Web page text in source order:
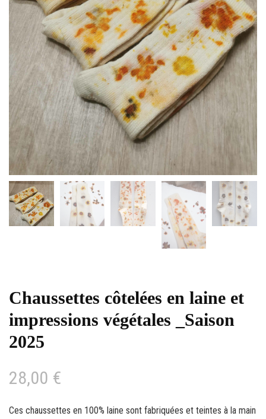
Chaussettes côtelées en laine et
impressions végétales _Saison
2025
28,00 €
Ces chaussettes en 100% laine sont fabriquées et teintes à la main